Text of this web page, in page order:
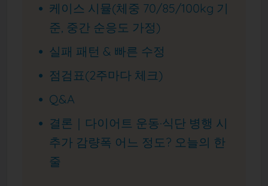
케이스 시뮬(체중 70/85/100kg 기
준, 중간 순응도 가정)
실패 패턴 & 빠른 수정
점검표(2주마다 체크)
Q&A
결론｜다이어트 운동·식단 병행 시
추가 감량폭 어느 정도? 오늘의 한
줄